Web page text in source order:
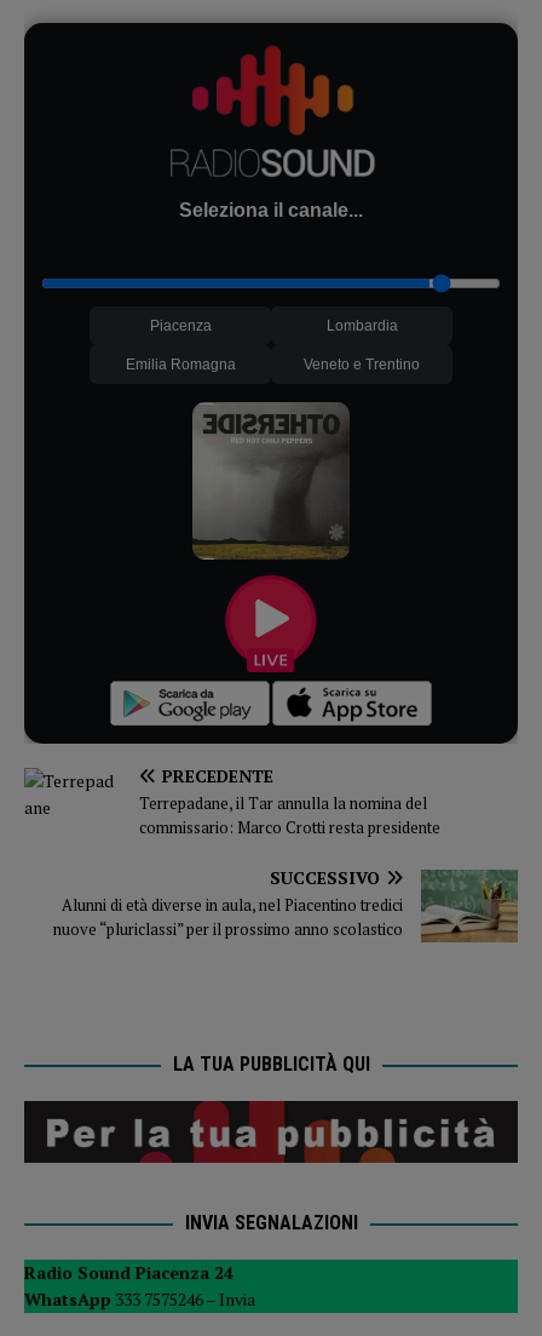
Seleziona il canale...
Piacenza Lombardia
Emilia Romagna Veneto e Trentino
PRECEDENTE
Terrepadane, il Tar annulla la nomina del
commissario: Marco Crotti resta presidente
SUCCESSIVO
Alunni di età diverse in aula, nel Piacentino tredici
nuove “pluriclassi” per il prossimo anno scolastico
LA TUA PUBBLICITÀ QUI
INVIA SEGNALAZIONI
Radio Sound Piacenza 24
WhatsApp 333 7575246 – Invia